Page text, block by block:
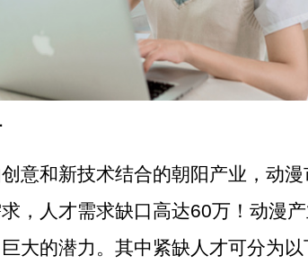
意和新技术结合的朝阳产业，动
，人才需求缺口高达60万！动漫
大的潜力。其中紧缺人才可分为以